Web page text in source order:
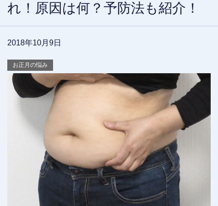
れ！原因は何？予防法も紹介！
2018年10月9日
お正月の悩み